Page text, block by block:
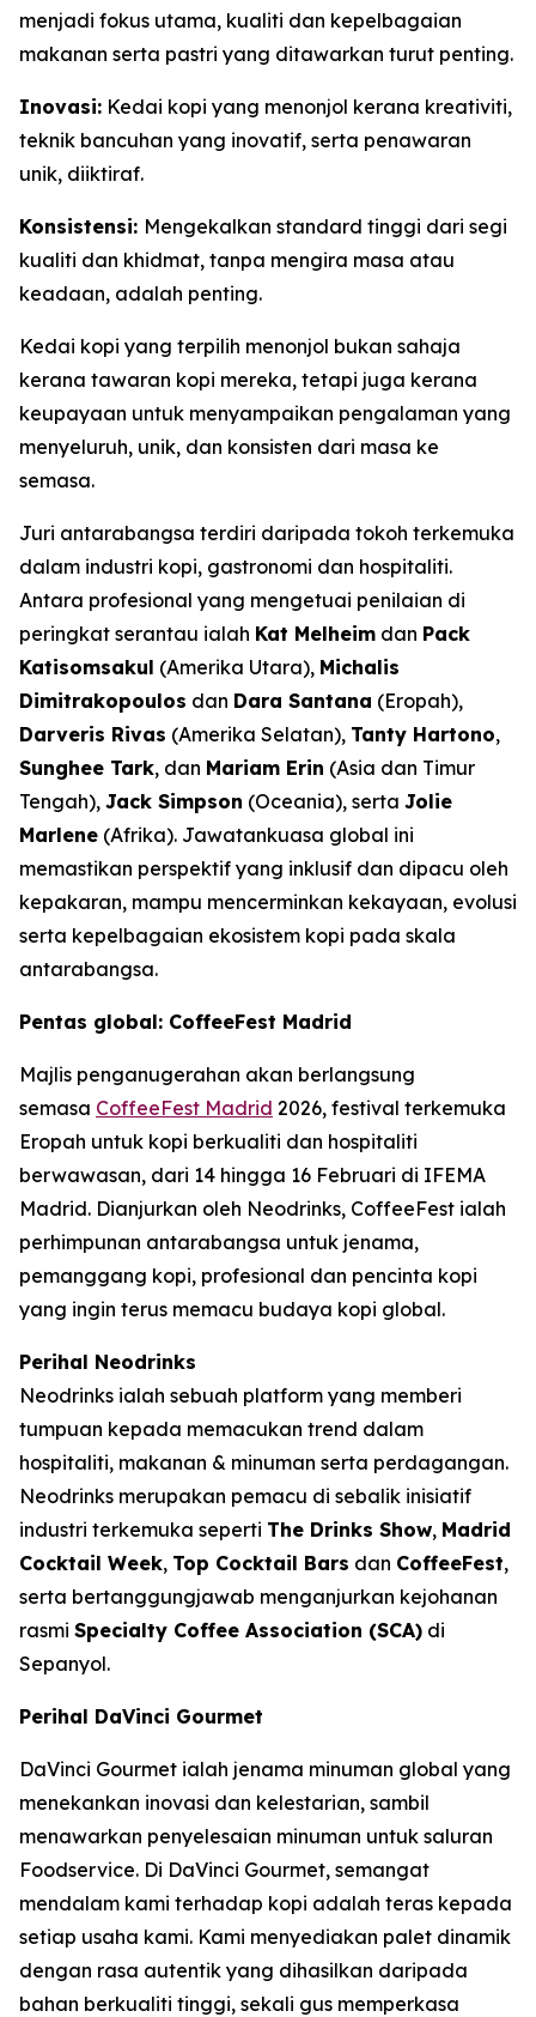
menjadi fokus utama, kualiti dan kepelbagaian
makanan serta pastri yang ditawarkan turut penting.
Inovasi: Kedai kopi yang menonjol kerana kreativiti,
teknik bancuhan yang inovatif, serta penawaran
unik, diiktiraf.
Konsistensi: Mengekalkan standard tinggi dari segi
kualiti dan khidmat, tanpa mengira masa atau
keadaan, adalah penting.
Kedai kopi yang terpilih menonjol bukan sahaja
kerana tawaran kopi mereka, tetapi juga kerana
keupayaan untuk menyampaikan pengalaman yang
menyeluruh, unik, dan konsisten dari masa ke
semasa.
Juri antarabangsa terdiri daripada tokoh terkemuka
dalam industri kopi, gastronomi dan hospitaliti.
Antara profesional yang mengetuai penilaian di
peringkat serantau ialah Kat Melheim dan Pack
Katisomsakul (Amerika Utara), Michalis
Dimitrakopoulos dan Dara Santana (Eropah),
Darveris Rivas (Amerika Selatan), Tanty Hartono,
Sunghee Tark, dan Mariam Erin (Asia dan Timur
Tengah), Jack Simpson (Oceania), serta Jolie
Marlene (Afrika). Jawatankuasa global ini
memastikan perspektif yang inklusif dan dipacu oleh
kepakaran, mampu mencerminkan kekayaan, evolusi
serta kepelbagaian ekosistem kopi pada skala
antarabangsa.
Pentas global: CoffeeFest Madrid
Majlis penganugerahan akan berlangsung
semasa CoffeeFest Madrid 2026, festival terkemuka
Eropah untuk kopi berkualiti dan hospitaliti
berwawasan, dari 14 hingga 16 Februari di IFEMA
Madrid. Dianjurkan oleh Neodrinks, CoffeeFest ialah
perhimpunan antarabangsa untuk jenama,
pemanggang kopi, profesional dan pencinta kopi
yang ingin terus memacu budaya kopi global.
Perihal Neodrinks
Neodrinks ialah sebuah platform yang memberi
tumpuan kepada memacukan trend dalam
hospitaliti, makanan & minuman serta perdagangan.
Neodrinks merupakan pemacu di sebalik inisiatif
industri terkemuka seperti The Drinks Show, Madrid
Cocktail Week, Top Cocktail Bars dan CoffeeFest,
serta bertanggungjawab menganjurkan kejohanan
rasmi Specialty Coffee Association (SCA) di
Sepanyol.
Perihal DaVinci Gourmet
DaVinci Gourmet ialah jenama minuman global yang
menekankan inovasi dan kelestarian, sambil
menawarkan penyelesaian minuman untuk saluran
Foodservice. Di DaVinci Gourmet, semangat
mendalam kami terhadap kopi adalah teras kepada
setiap usaha kami. Kami menyediakan palet dinamik
dengan rasa autentik yang dihasilkan daripada
bahan berkualiti tinggi, sekali gus memperkasa